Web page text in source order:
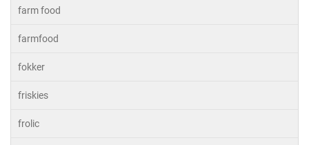
farm food
farmfood
fokker
friskies
frolic